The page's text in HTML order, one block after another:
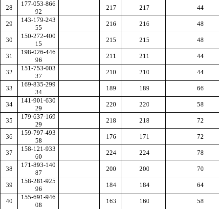
28
177-053-866
92
217 217 44
29
143-179-243
55
216 216 48
30
150-272-400
15
215 215 48
31
198-026-446
96
211 211 44
32
151-753-003
37
210 210 44
33
169-835-299
34
189 189 66
34
141-901-630
29
220 220 58
35
179-637-169
29
218 218 72
36
159-797-493
58
176 171 72
37
158-121-933
60
224 224 78
38
171-893-140
87
200 200 70
39
158-281-925
96
184 184 64
40
155-691-946
08
163 160 58